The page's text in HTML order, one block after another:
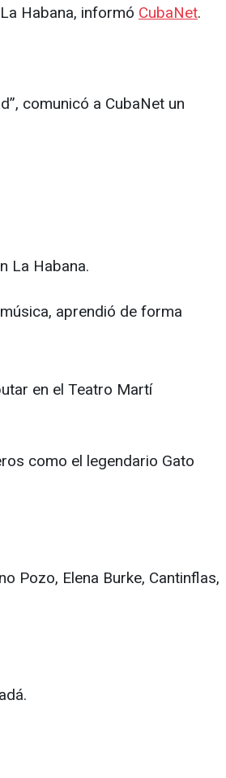
Habana, informó CubaNet.
comunicó a CubaNet un
La Habana.
aprendió de forma
en el Teatro Martí
como el legendario Gato
Pozo, Elena Burke, Cantinflas,